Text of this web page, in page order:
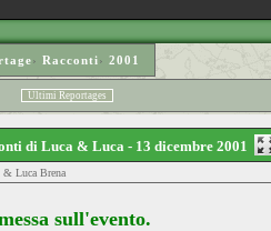
› Racconti› 2001
Ultimi Reportages
di Luca & Luca - 13 dicembre 2001
& Luca Brena
sull'evento.